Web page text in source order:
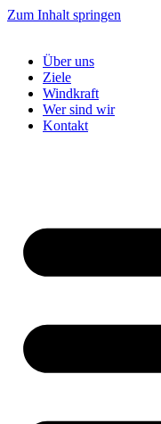
Zum Inhalt springen
Über uns
Ziele
Windkraft
Wer sind wir
Kontakt